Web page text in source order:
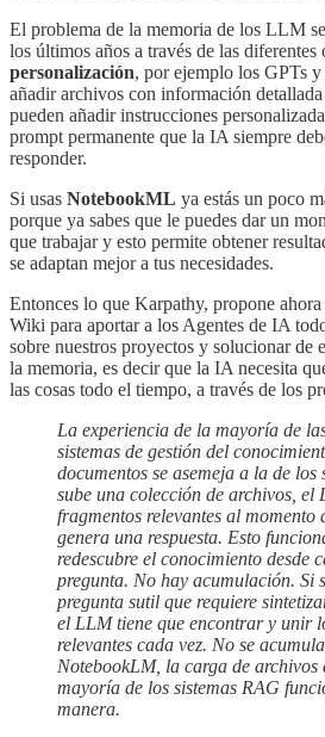
El problema de la memoria de los LLM
los últimos años a través de las diferentes
personalización, por ejemplo los GPTs
añadir archivos con información
pueden añadir instrucciones
prompt permanente que la IA siempre
responder.
Si usas NotebookML ya estás un poco
porque ya sabes que le puedes dar un
que trabajar y esto permite obtener
se adaptan mejor a tus necesidades.
Entonces lo que Karpathy, propone
Wiki para aportar a los Agentes de IA
sobre nuestros proyectos y solucionar de
la memoria, es decir que la IA necesita
las cosas todo el tiempo, a través de los
La experiencia de la mayoría de
sistemas de gestión del
documentos se asemeja a la de los
sube una colección de archivos, el
fragmentos relevantes al momento
genera una respuesta. Esto
redescubre el conocimiento desde
pregunta. No hay acumulación. Si
pregunta sutil que requiere
el LLM tiene que encontrar y unir
relevantes cada vez. No se
NotebookLM, la carga de
mayoría de los sistemas RAG
manera.